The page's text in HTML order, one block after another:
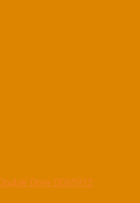
Drive DD65912